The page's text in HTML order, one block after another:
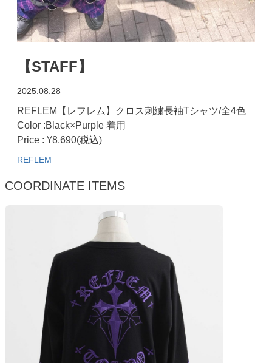
【STAFF】
2025.08.28
REFLEM【レフレム】クロス刺繍長袖Tシャツ/全4色
Color :Black×Purple 着用
Price : ¥8,690(税込)
REFLEM
COORDINATE ITEMS